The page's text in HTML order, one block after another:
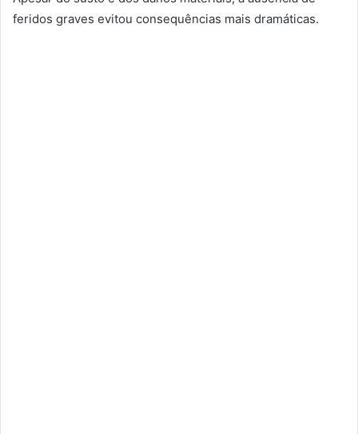
feridos graves evitou consequências mais dramáticas.